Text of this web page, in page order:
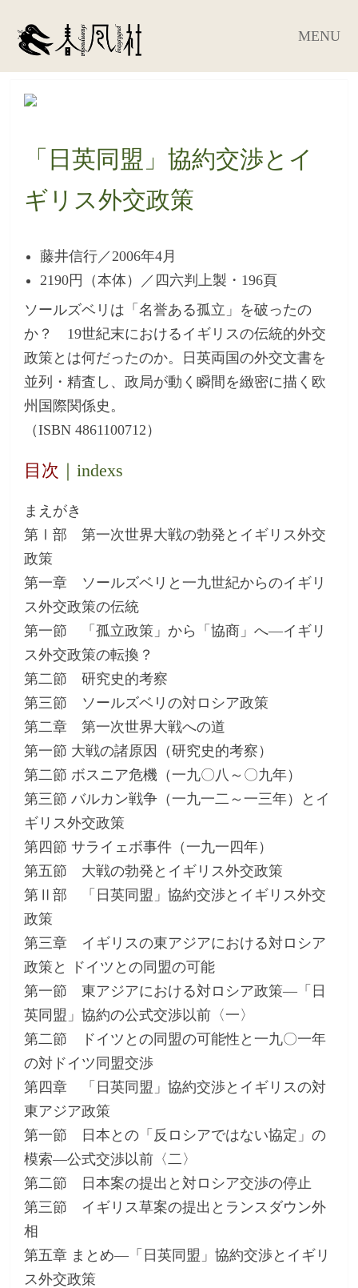
MENU
「日英同盟」協約交渉とイ
ギリス外交政策
藤井信行／2006年4月
2190円（本体）／四六判上製・196頁
ソールズベリは「名誉ある孤立」を破ったの
か？ 19世紀末におけるイギリスの伝統的外交
政策とは何だったのか。日英両国の外交文書を
並列・精査し、政局が動く瞬間を緻密に描く欧
州国際関係史。
（ISBN 4861100712）
目次 ｜indexs
まえがき
第Ⅰ部 第一次世界大戦の勃発とイギリス外交
政策
第一章 ソールズベリと一九世紀からのイギリ
ス外交政策の伝統
第一節 「孤立政策」から「協商」へ―イギリ
ス外交政策の転換？
第二節 研究史的考察
第三節 ソールズベリの対ロシア政策
第二章 第一次世界大戦への道
第一節 大戦の諸原因（研究史的考察）
第二節 ボスニア危機（一九〇八～〇九年）
第三節 バルカン戦争（一九一二～一三年）とイ
ギリス外交政策
第四節 サライェボ事件（一九一四年）
第五節 大戦の勃発とイギリス外交政策
第Ⅱ部 「日英同盟」協約交渉とイギリス外交
政策
第三章 イギリスの東アジアにおける対ロシア
政策と ドイツとの同盟の可能
第一節 東アジアにおける対ロシア政策―「日
英同盟」協約の公式交渉以前〈一〉
第二節 ドイツとの同盟の可能性と一九〇一年
の対ドイツ同盟交渉
第四章 「日英同盟」協約交渉とイギリスの対
東アジア政策
第一節 日本との「反ロシアではない協定」の
模索―公式交渉以前〈二〉
第二節 日本案の提出と対ロシア交渉の停止
第三節 イギリス草案の提出とランスダウン外
相
第五章 まとめ―「日英同盟」協約交渉とイギリ
ス外交政策